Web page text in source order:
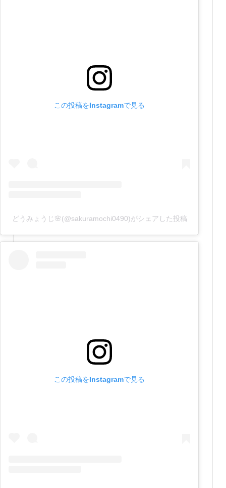
この投稿をInstagramで見る
どうみょうじ🌸(@sakuramochi0490)がシェアした投稿
この投稿をInstagramで見る